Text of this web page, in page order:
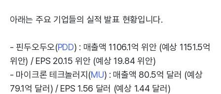
아래는 주요 기업들의 실적 발표 현황입니다.
- 핀두오두오(PDD) : 매출액 1106.1억 위안 (예상 1151.5억
위안) / EPS 20.15 위안 (예상 19.84 위안)
- 마이크론 테크놀러지(MU) : 매출액 80.5억 달러 (예상
79.1억 달러) / EPS 1.56 달러 (예상 1.44 달러)